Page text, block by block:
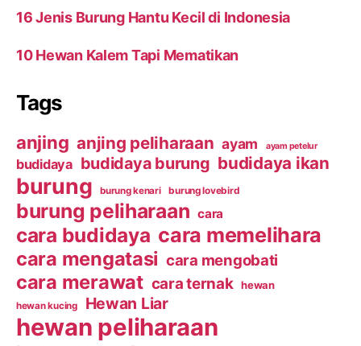
16 Jenis Burung Hantu Kecil di Indonesia
10 Hewan Kalem Tapi Mematikan
Tags
anjing anjing peliharaan ayam ayam petelur
budidaya budidaya burung budidaya ikan
burung burung kenari burung lovebird
burung peliharaan cara
cara budidaya cara memelihara
cara mengatasi cara mengobati
cara merawat cara ternak hewan
hewan kucing Hewan Liar
hewan peliharaan